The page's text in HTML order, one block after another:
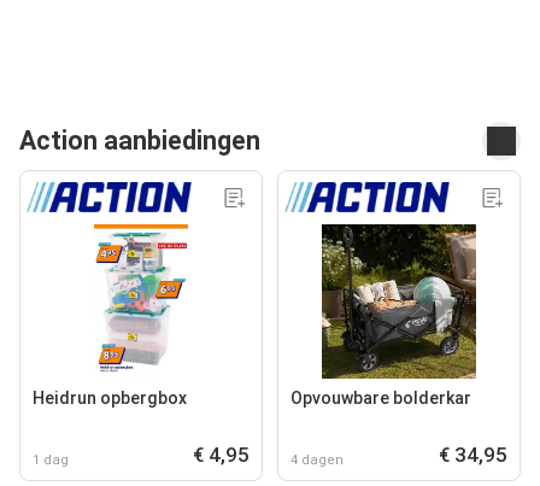
Action aanbiedingen
Heidrun opbergbox
1 dag € 4,95
Opvouwbare bolderkar
4 dagen € 34,95